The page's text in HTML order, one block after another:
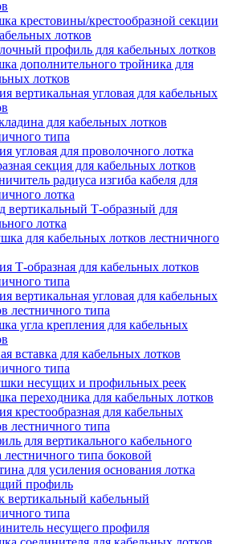
крестовины/крестообразной секции
лотков
профиль для кабельных лотков
дополнительного тройника для
лотков
вертикальная угловая для кабельных
для кабельных лотков
типа
угловая для проволочного лотка
секция для кабельных лотков
радиуса изгиба кабеля для
лотка
вертикальный Т-образный для
лотка
для кабельных лотков лестничного
Т-образная для кабельных лотков
типа
вертикальная угловая для кабельных
лестничного типа
угла крепления для кабельных
вставка для кабельных лотков
типа
несущих и профильных реек
переходника для кабельных лотков
крестообразная для кабельных
лестничного типа
для вертикального кабельного
лестничного типа боковой
для усиления основания лотка
профиль
вертикальный кабельный
типа
несущего профиля